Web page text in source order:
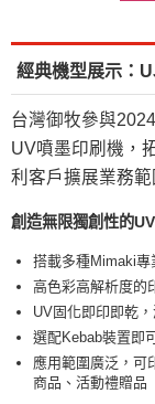
經典機型展示：
台灣御牧參與
UV噴墨印刷機，
利客戶擴展業務範
創造無限獨創性的
搭載多種Mimaki
高色彩高解析度的
UV固化即印即乾
選配Kebab裝置即
應用範圍廣泛，可
商品、活動禮贈品